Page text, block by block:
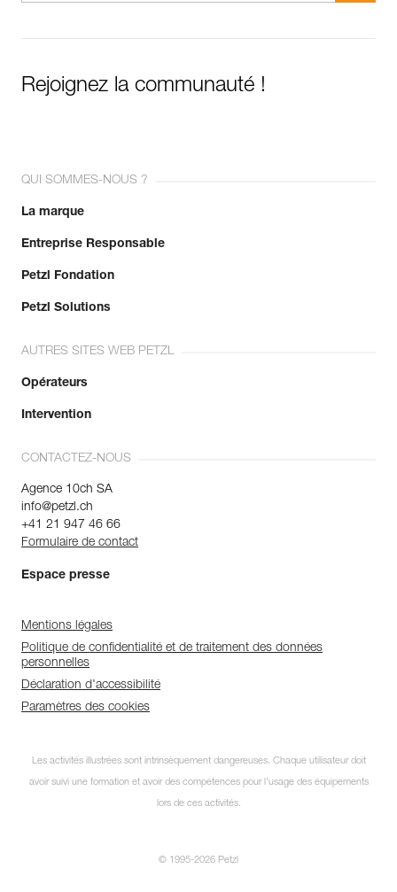
Rejoignez la communauté !
QUI SOMMES-NOUS ?
La marque
Entreprise Responsable
Petzl Fondation
Petzl Solutions
AUTRES SITES WEB PETZL
Opérateurs
Intervention
CONTACTEZ-NOUS
Agence 10ch SA
info@petzl.ch
+41 21 947 46 66
Formulaire de contact
Espace presse
Mentions légales
Politique de confidentialité et de traitement des données
personnelles
Déclaration d'accessibilité
Paramètres des cookies
Les activités illustrées sont intrinsèquement dangereuses. Chaque utilisateur doit
avoir suivi une formation et avoir des compétences pour l’usage des équipements
lors de ces activités.
© 1995-2026 Petzl